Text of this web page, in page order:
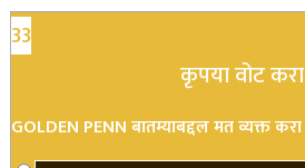
33
कृपया वोट करा
GOLDEN PENN बातम्याबद्दल मत व्यक्त करा